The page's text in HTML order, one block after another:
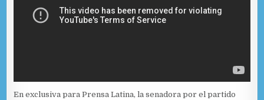
En exclusiva para Prensa Latina, la senadora por el partido